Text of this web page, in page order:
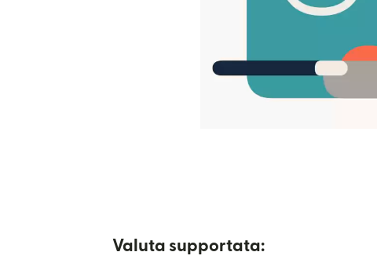
Valuta supportata: